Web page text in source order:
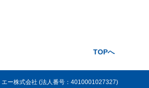
TOPへ
エー株式会社 (法人番号：4010001027327)